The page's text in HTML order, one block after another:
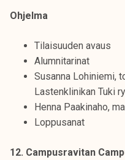
Ohjelma
Tilaisuuden avaus
Alumnitarinat
Susanna Lohiniemi,
Lastenklinikan Tuki ry
Henna Paakinaho,
Loppusanat
12. Campusravitan